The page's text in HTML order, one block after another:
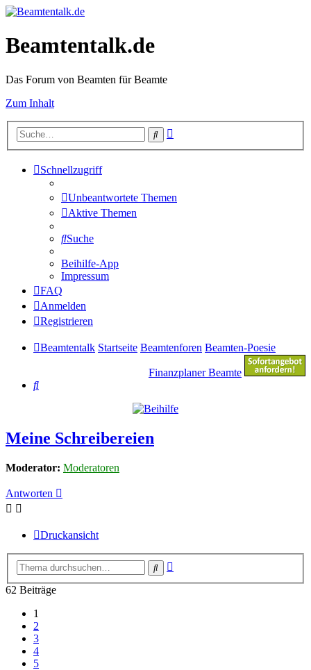
Beamtentalk.de
Das Forum von Beamten für Beamte
Zum Inhalt
Suche
Schnellzugriff
Unbeantwortete Themen
Aktive Themen
Suche
Beihilfe-App
Impressum
FAQ
Anmelden
Registrieren
Beamtentalk Startseite Beamtenforen Beamten-Poesie
Finanzplaner Beamte
Suche
Meine Schreibereien
Moderator: Moderatoren
Antworten
Druckansicht
Suche
62 Beiträge
1
2
3
4
5